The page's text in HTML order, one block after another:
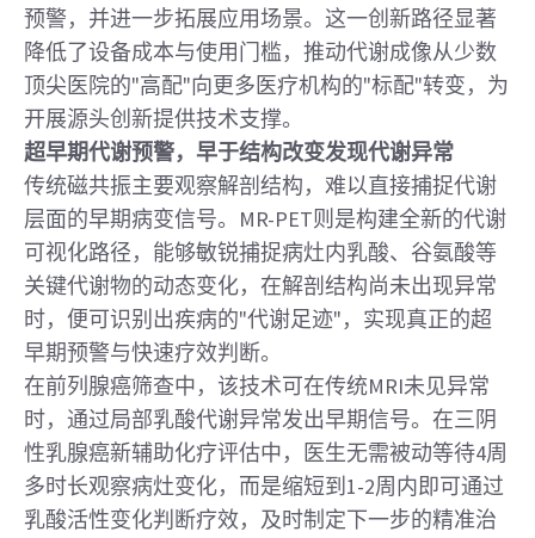
预警，并进一步拓展应用场景。这一创新路径显著
降低了设备成本与使用门槛，推动代谢成像从少数
顶尖医院的"高配"向更多医疗机构的"标配"转变，为
开展源头创新提供技术支撑。
超早期代谢预警，早于结构改变发现代谢异常
传统磁共振主要观察解剖结构，难以直接捕捉代谢
层面的早期病变信号。MR-PET则是构建全新的代谢
可视化路径，能够敏锐捕捉病灶内乳酸、谷氨酸等
关键代谢物的动态变化，在解剖结构尚未出现异常
时，便可识别出疾病的"代谢足迹"，实现真正的超
早期预警与快速疗效判断。
在前列腺癌筛查中，该技术可在传统MRI未见异常
时，通过局部乳酸代谢异常发出早期信号。在三阴
性乳腺癌新辅助化疗评估中，医生无需被动等待4周
多时长观察病灶变化，而是缩短到1-2周内即可通过
乳酸活性变化判断疗效，及时制定下一步的精准治